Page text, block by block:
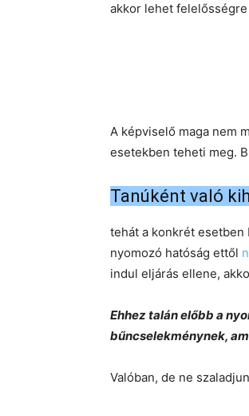
akkor lehet
A képviselő maga nem
esetekben teheti meg.
Tanúként való
tehát a konkrét esetben
nyomozó hatóság ettől
indul eljárás ellene,
Ehhez talán előbb a
bűncselekménynek,
Valóban, de ne